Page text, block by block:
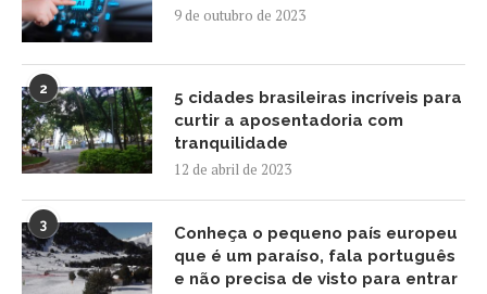
9 de outubro de 2023
2
5 cidades brasileiras incríveis para
curtir a aposentadoria com
tranquilidade
12 de abril de 2023
3
Conheça o pequeno país europeu
que é um paraíso, fala português
e não precisa de visto para entrar